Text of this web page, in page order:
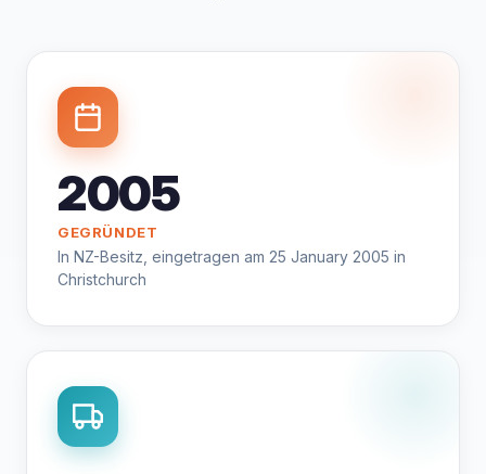
2005
GEGRÜNDET
In NZ-Besitz, eingetragen am 25 January 2005 in
Christchurch